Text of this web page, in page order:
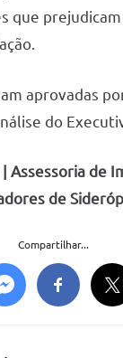
que
aprovadas
do
Assessoria de
de
Compartilhar...